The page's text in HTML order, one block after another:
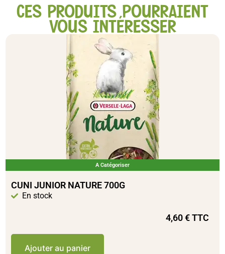
CES PRODUITS POURRAIENT
VOUS INTÉRESSER
A Catégoriser
CUNI JUNIOR NATURE 700G
En stock
4,60€TTC
Ajouter au panier